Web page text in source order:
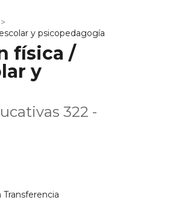
>
y psicopedagogía
física /
y
322 -